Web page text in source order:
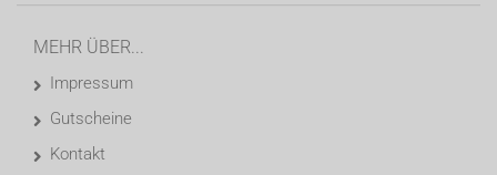
MEHR ÜBER...
Impressum
Gutscheine
Kontakt